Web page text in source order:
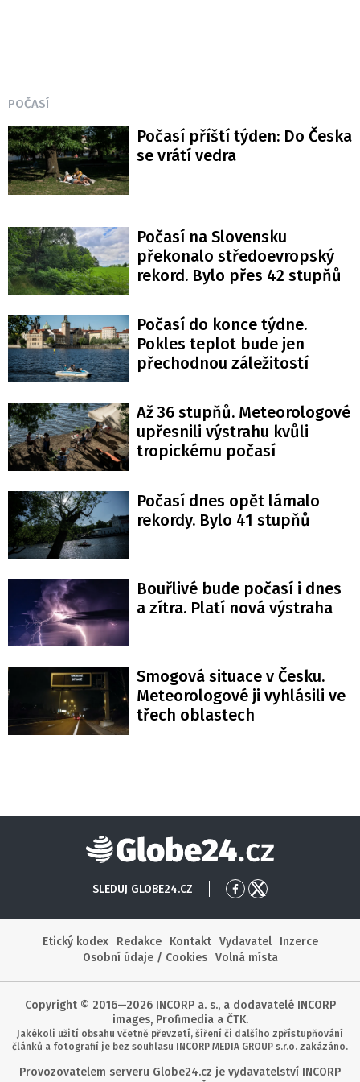
POČASÍ
Počasí příští týden: Do Česka
se vrátí vedra
Počasí na Slovensku
překonalo středoevropský
rekord. Bylo přes 42 stupňů
Počasí do konce týdne.
Pokles teplot bude jen
přechodnou záležitostí
Až 36 stupňů. Meteorologové
upřesnili výstrahu kvůli
tropickému počasí
Počasí dnes opět lámalo
rekordy. Bylo 41 stupňů
Bouřlivé bude počasí i dnes
a zítra. Platí nová výstraha
Smogová situace v Česku.
Meteorologové ji vyhlásili ve
třech oblastech
Globe24
SLEDUJ GLOBE24.CZ
Přejít
Facebook
Přejít
X
Etický kodex
Redakce Kontakt Vydavatel
Inzerce
Osobní údaje / Cookies
Volná místa
Copyright © 2016—2026 INCORP a. s., a dodavatelé INCORP
images, Profimedia a ČTK.
Jakékoli užití obsahu včetně převzetí, šíření či dalšího zpřístupňování
článků a fotografií je bez souhlasu INCORP MEDIA GROUP s.r.o. zakázáno.
Provozovatelem serveru Globe24.cz je vydavatelství INCORP